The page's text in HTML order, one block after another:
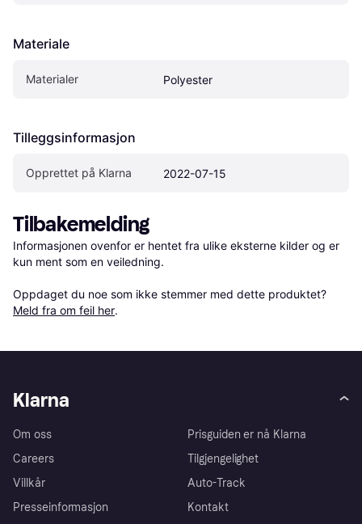
Materiale
Materialer Polyester
Tilleggsinformasjon
Opprettet på Klarna 2022-07-15
Tilbakemelding
Informasjonen ovenfor er hentet fra ulike eksterne kilder og er
kun ment som en veiledning.
Oppdaget du noe som ikke stemmer med dette produktet?
Meld fra om feil her.
Klarna
Om oss
Careers
Villkår
Presseinformasjon
Prisguiden er nå Klarna
Tilgjengelighet
Auto-Track
Kontakt